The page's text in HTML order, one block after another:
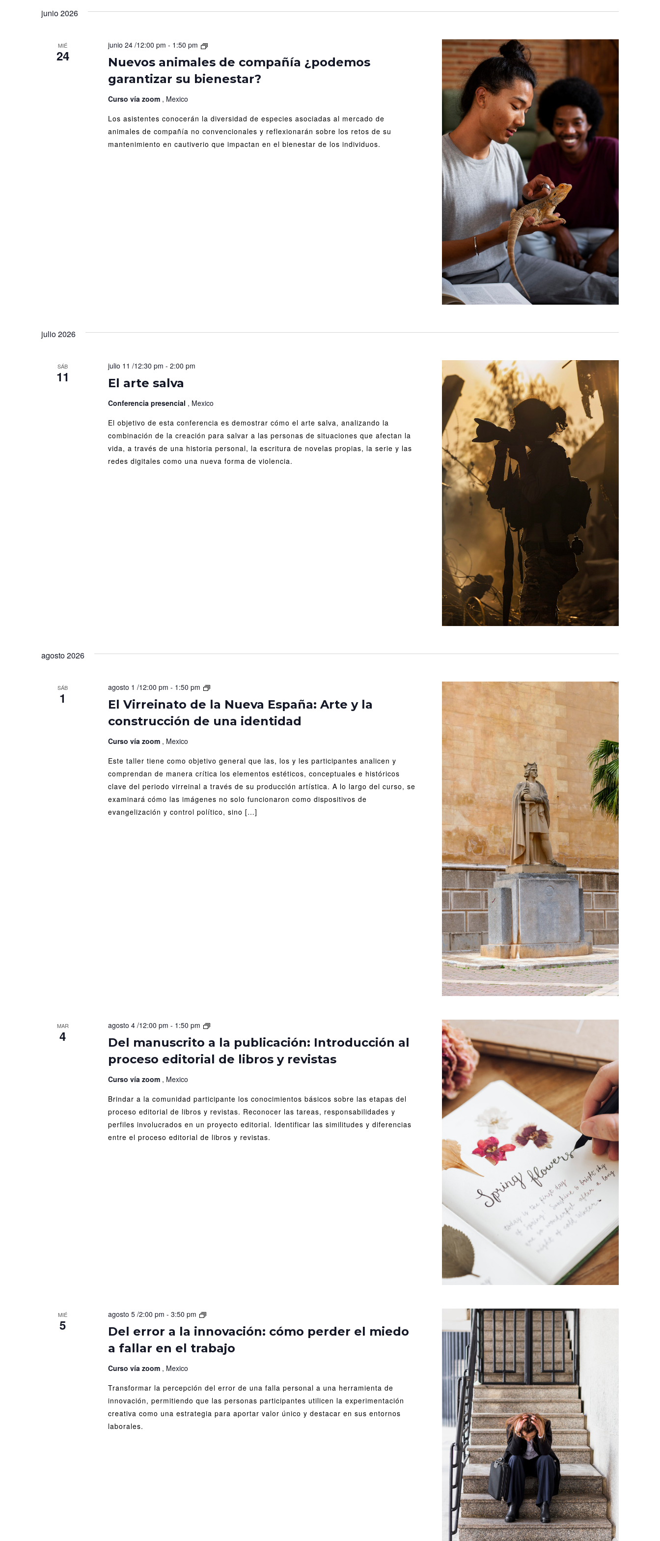
de
Eventos
la
junio 2026
MIÉ
24
Nuevos animales de compañía ¿podemos
garantizar su bienestar?
junio 24 /12:00 pm - 1:50 pm
Nuevos
animales
de
compañía
bienestar?
Curso vía zoom , Mexico
Los asistentes conocerán la diversidad de especies asociadas al mercado de
animales de compañía no convencionales y reflexionarán sobre los retos de su
mantenimiento en cautiverio que impactan en el bienestar de los individuos.
julio 2026
SÁB
11 El arte salva
julio 11 /12:30 pm - 2:00 pm
Conferencia presencial , Mexico
El objetivo de esta conferencia es demostrar cómo el arte salva, analizando la
combinación de la creación para salvar a las personas de situaciones que afectan la
vida, a través de una historia personal, la escritura de novelas propias, la serie y las
redes digitales como una nueva forma de violencia.
agosto 2026
SÁB
1
El Virreinato de la Nueva España: Arte y la
construcción de una identidad
agosto 1 /12:00 pm - 1:50 pm
El
de
la
y
la
construcción
una
identidad
Curso vía zoom , Mexico
Este taller tiene como objetivo general que las, los y les participantes analicen y
comprendan de manera crítica los elementos estéticos, conceptuales e históricos
clave del periodo virreinal a través de su producción artística. A lo largo del curso, se
examinará cómo las imágenes no solo funcionaron como dispositivos de
evangelización y control político, sino […]
MAR
4
Del manuscrito a la publicación: Introducción al
proceso editorial de libros y revistas
agosto 4 /12:00 pm - 1:50 pm
Del
a
la
proceso
editorial
de
libros
y
Curso vía zoom , Mexico
Brindar a la comunidad participante los conocimientos básicos sobre las etapas del
proceso editorial de libros y revistas. Reconocer las tareas, responsabilidades y
perfiles involucrados en un proyecto editorial. Identificar las similitudes y diferencias
entre el proceso editorial de libros y revistas.
MIÉ
5
Del error a la innovación: cómo perder el miedo
a fallar en el trabajo
agosto 5 /2:00 pm - 3:50 pm
Del
a
la
innovación:
el
miedo
a
Curso vía zoom , Mexico
Transformar la percepción del error de una falla personal a una herramienta de
innovación, permitiendo que las personas participantes utilicen la experimentación
creativa como una estrategia para aportar valor único y destacar en sus entornos
laborales.